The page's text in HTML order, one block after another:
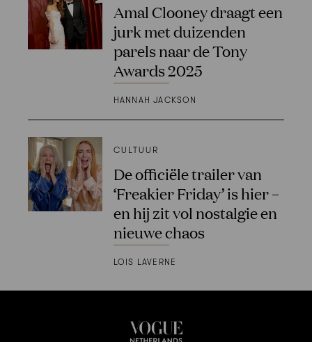
Amal Clooney draagt een
jurk met duizenden
parels naar de Tony
Awards 2025
HANNAH JACKSON
CULTUUR
De officiële trailer van
‘Freakier Friday’ is hier –
en hij zit vol nostalgie en
nieuwe chaos
LOIS LAVERNE